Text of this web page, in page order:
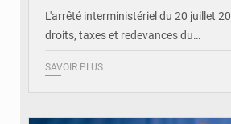
L'arrêté interministériel du 20 juillet
droits, taxes et redevances du…
SAVOIR PLUS